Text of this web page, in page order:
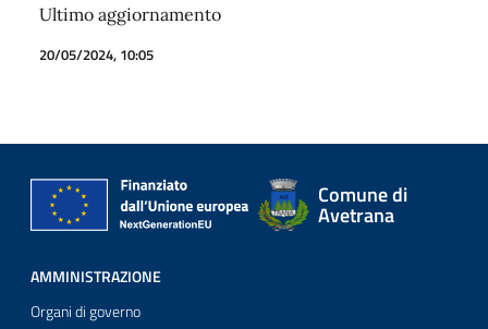
Ultimo aggiornamento
20/05/2024, 10:05
Comune di
Avetrana
AMMINISTRAZIONE
Organi di governo